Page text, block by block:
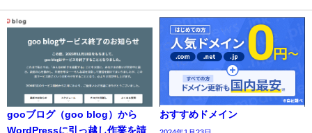
gooブログ（goo blog）から
WordPressに引っ越し作業を請
おすすめドメイン